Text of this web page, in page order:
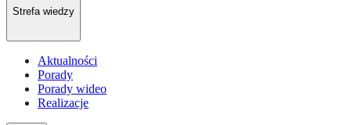
Strefa wiedzy
Aktualności
Porady
Porady wideo
Realizacje